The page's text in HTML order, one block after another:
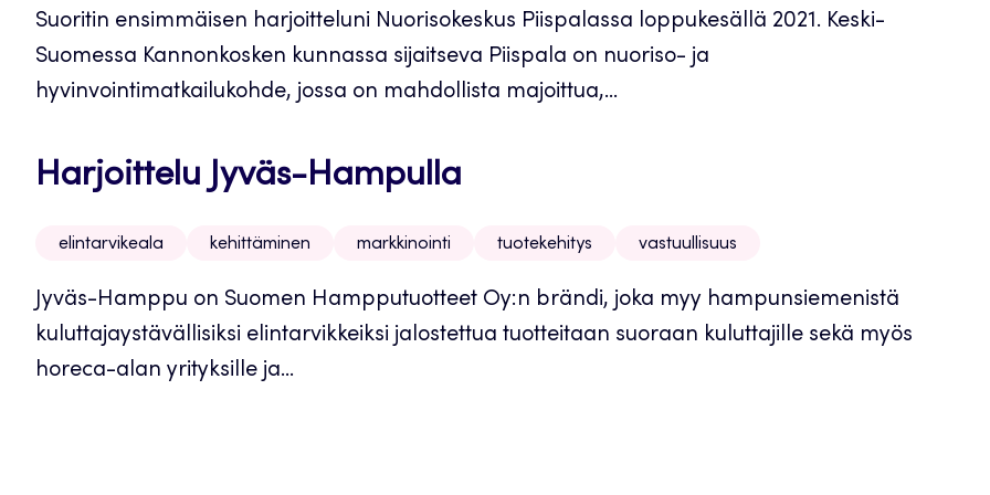
Suoritin ensimmäisen harjoitteluni Nuorisokeskus Piispalassa loppukesällä 2021. Keski-
Suomessa Kannonkosken kunnassa sijaitseva Piispala on nuoriso- ja
hyvinvointimatkailukohde, jossa on mahdollista majoittua,...
Harjoittelu Jyväs-Hampulla
elintarvikeala kehittäminen markkinointi tuotekehitys vastuullisuus
Jyväs-Hamppu on Suomen Hampputuotteet Oy:n brändi, joka myy hampunsiemenistä
kuluttajaystävällisiksi elintarvikkeiksi jalostettua tuotteitaan suoraan kuluttajille sekä myös
horeca-alan yrityksille ja...